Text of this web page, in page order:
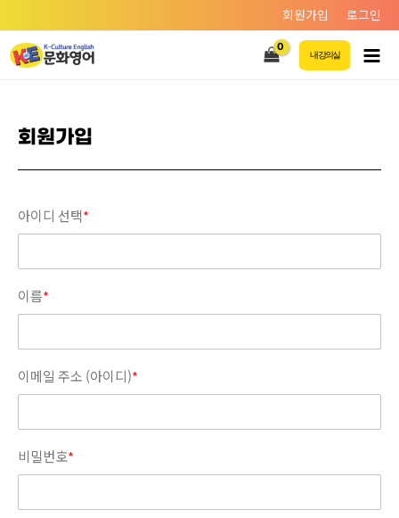
회원가입 로그인
내 강의실
회원가입
아이디 선택*
이름*
이메일 주소 (아이디)*
비밀번호*